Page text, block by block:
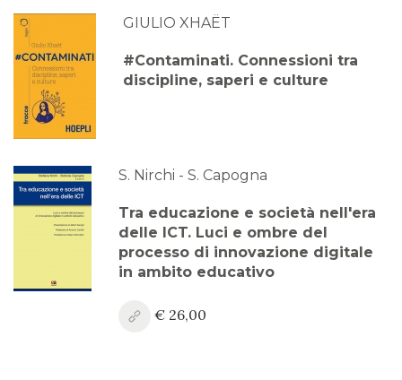
Anno XVI, Numero 2
2024
Anno XVI, Numero 1
2024
2023
Anno XV, Numero 3
Anno XV, Numero 2
2023
Anno XV, Numero 1
GIULIO XHAËT
#Contaminati. Connessioni tra
discipline, saperi e culture
S. Nirchi - S. Capogna
Tra educazione e società nell'era
delle ICT. Luci e ombre del
processo di innovazione digitale
in ambito educativo
€ 26,00